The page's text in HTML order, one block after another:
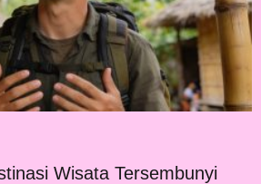
Wisata Tersembunyi